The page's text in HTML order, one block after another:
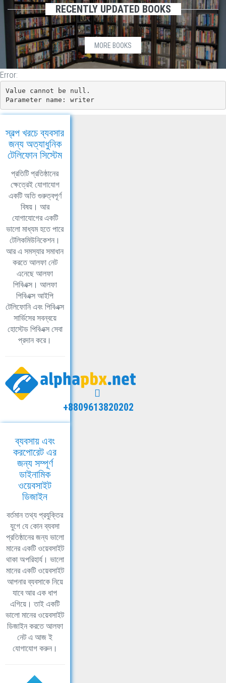
RECENTLY UPDATED BOOKS
MORE BOOKS
Error:
Value cannot be null.
Parameter name: writer
স্বল্প খরচে ব্যবসার
জন্য অত্যাধুনিক
টেলিফোন সিস্টেম
প্রতিটি প্রতিষ্ঠানের
ক্ষেত্রেই যোগাযোগ
একটি অতি গুরুত্বপূর্ণ
বিষয়। আর
যোগাযোগের একটি
ভালো মাধ্যম হতে পারে
টেলিকমিউনিকেশন।
আর এ সমস্যার সমাধান
করতে আলফা নেট
এনেছে আলফা
পিবিএক্স। আলফা
পিবিএক্স আইপি
টেলিফোনি এবং পিবিএক্স
সার্ভিসের সবন্বয়ে
হোস্টেড পিবিএক্স সেবা
প্রদান করে।
+8809613820202
ব্যবসায় এবং
করপোরেট এর
জন্য সম্পূর্ণ
ডাইনামিক
ওয়েবসাইট
ডিজাইন
বর্তমান তথ্য প্রযুক্তির
যুগে যে কোন ব্যবসা
প্রতিষ্ঠানের জন্য ভালো
মানের একটি ওয়েবসাইট
থাকা অপরিহার্য। ভালো
মানের একটি ওয়েবসাইট
আপনার ব্যবসাকে নিয়ে
যাবে আর এক ধাপ
এগিয়ে। তাই একটি
ভালো মানের ওয়েবসাইট
ডিজাইন করতে আলফা
নেট এ আজ ই
যোগাযোগ করুন।